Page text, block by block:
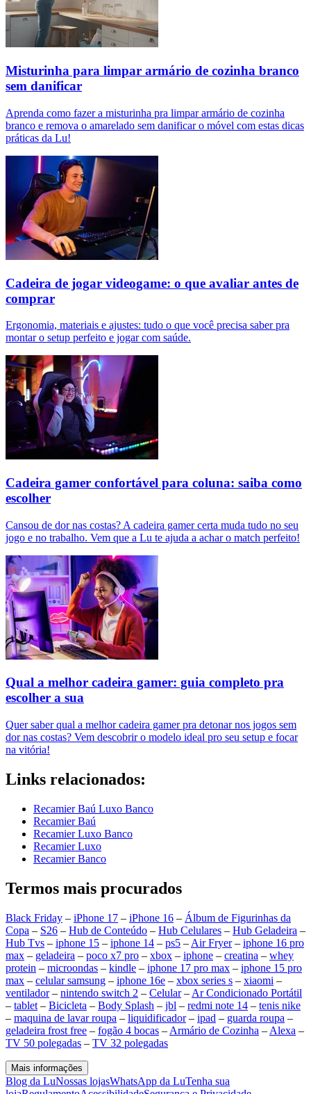
Misturinha para limpar armário de cozinha branco
sem danificar
Aprenda como fazer a misturinha pra limpar armário de cozinha
branco e remova o amarelado sem danificar o móvel com estas dicas
práticas da Lu!
Cadeira de jogar videogame: o que avaliar antes de
comprar
Ergonomia, materiais e ajustes: tudo o que você precisa saber pra
montar o setup perfeito e jogar com saúde.
Cadeira gamer confortável para coluna: saiba como
escolher
Cansou de dor nas costas? A cadeira gamer certa muda tudo no seu
jogo e no trabalho. Vem que a Lu te ajuda a achar o match perfeito!
Qual a melhor cadeira gamer: guia completo pra
escolher a sua
Quer saber qual a melhor cadeira gamer pra detonar nos jogos sem
dor nas costas? Vem descobrir o modelo ideal pro seu setup e focar
na vitória!
Links relacionados:
Recamier Baú Luxo Banco
Recamier Baú
Recamier Luxo Banco
Recamier Luxo
Recamier Banco
Termos mais procurados
Black Friday – iPhone 17 – iPhone 16 – Álbum de Figurinhas da
Copa – S26 – Hub de Conteúdo – Hub Celulares – Hub Geladeira –
Hub Tvs – iphone 15 – iphone 14 – ps5 – Air Fryer– iphone 16 pro
max – geladeira – poco x7 pro – xbox – iphone – creatina – whey
protein – microondas – kindle – iphone 17 pro max – iphone 15 pro
max – celular samsung – iphone 16e – xbox series s – xiaomi –
ventilador– nintendo switch 2 – Celular– Ar Condicionado Portátil
– tablet – Bicicleta – Body Splash – jbl – redmi note 14 – tenis nike
– maquina de lavar roupa – liquidificador– ipad – guarda roupa –
geladeira frost free – fogão 4 bocas – Armário de Cozinha – Alexa –
TV 50 polegadas – TV 32 polegadas
Mais informações
Blog da LuNossas lojasWhatsApp da LuTenha sua